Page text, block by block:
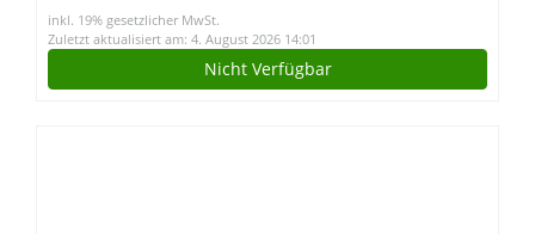
inkl. 19% gesetzlicher MwSt.
Zuletzt aktualisiert am: 4. August 2026 14:01
Nicht Verfügbar